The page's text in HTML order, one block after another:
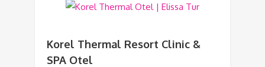
Korel Thermal Resort Clinic &
SPA Otel